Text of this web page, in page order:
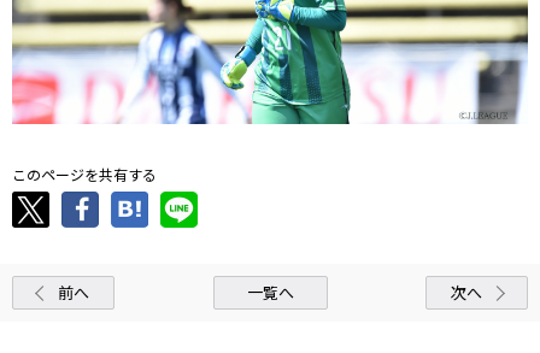
このページを共有する
前へ 一覧へ 次へ